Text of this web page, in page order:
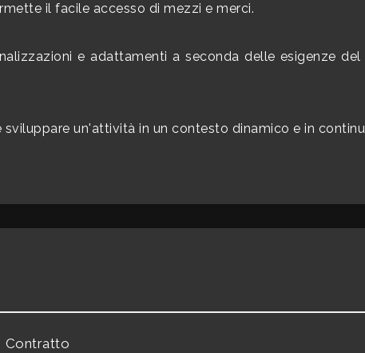
il facile accesso di mezzi e merci.
e adattamenti a seconda delle esigenze del
un'attività in un contesto dinamico e in
Contratto